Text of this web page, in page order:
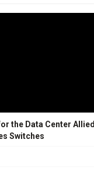
the Data Center Allied
Switches